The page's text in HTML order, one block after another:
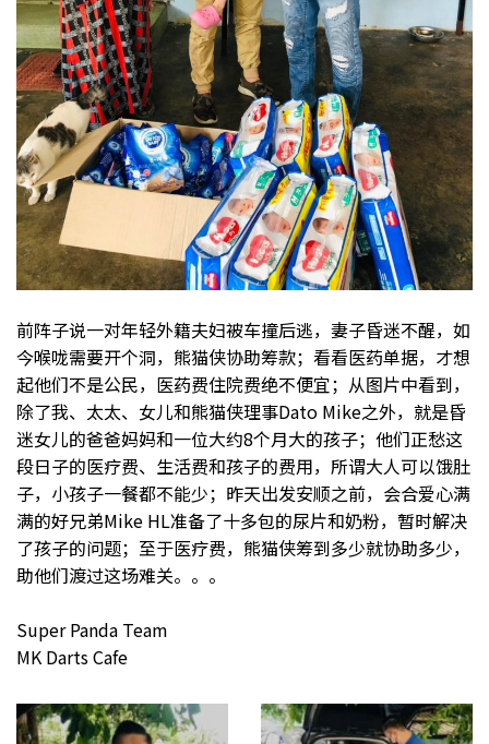
前阵子说一对年轻外籍夫妇被车撞后逃，妻子昏迷不醒，如
今喉咙需要开个洞，熊猫侠协助筹款； 看看医药单据，才想
起他们不是公民，医药费住院费绝不便宜； 从图片中看到，
除了我、太太、女儿和熊猫侠理事Dato Mike之外，就是昏
迷女儿的爸爸妈妈和一位大约8个月大的孩子； 他们正愁这
段日子的医疗费、生活费和孩子的费用，所谓大人可以饿肚
子，小孩子一餐都不能少； 昨天出发安顺之前，会合爱心满
满的好兄弟Mike HL准备了十多包的尿片和奶粉，暂时解决
了孩子的问题； 至于医疗费，熊猫侠筹到多少就协助多少，
助他们渡过这场难关。。。
Super Panda Team
MK Darts Cafe